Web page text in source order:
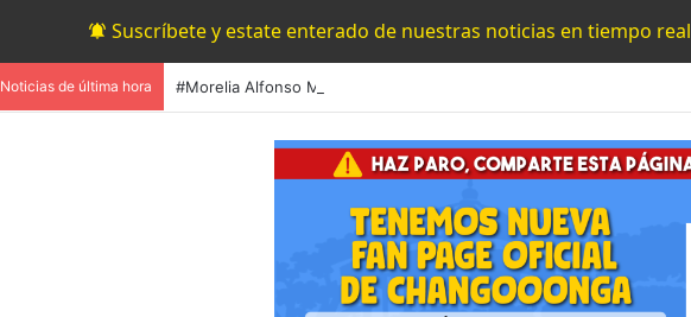
Suscríbete y estate enterado de nuestras noticias en tiempo real
Noticias de última hora